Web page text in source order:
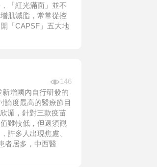
「紅光滿面」並不
肌減脂，常常從控
「CAPSF」五大地
146
增國內自行研發的
論度最高的醫療節目
湄，針對三款疫苗
雖較低，但還須觀
許多人出現焦慮、
者居多，中西醫